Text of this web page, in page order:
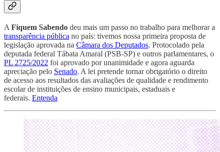
A Fiquem Sabendo deu mais um passo no trabalho para melhorar a
transparência pública no país: tivemos nossa primeira proposta de
legislação aprovada na Câmara dos Deputados. Protocolado pela
deputada federal Tábata Amaral (PSB-SP) e outros parlamentares, o
PL 2725/2022 foi aprovado por unanimidade e agora aguarda
apreciação pelo Senado. A lei pretende tornar obrigatório o direito
de acesso aos resultados das avaliações de qualidade e rendimento
escolar de instituições de ensino municipais, estaduais e
federais. Entenda